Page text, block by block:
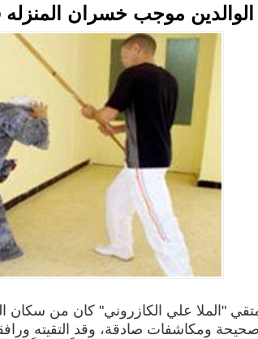
موجب خسران المنزله
"الملا علي الكازروني" كان من
ومكاشفات صادقة، وقد التقيته